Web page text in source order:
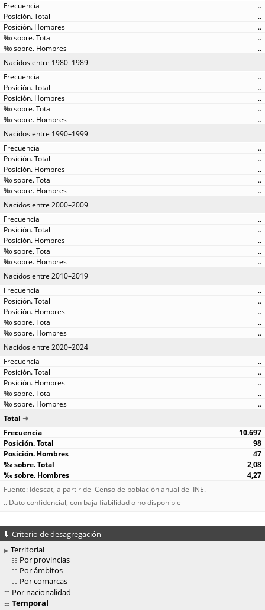
..
..
..
..
..
Nacidos entre 1980–1989
..
..
..
..
..
Nacidos entre 1990–1999
..
..
..
..
..
Nacidos entre 2000–2009
..
..
..
..
..
Nacidos entre 2010–2019
..
..
..
..
..
Nacidos entre 2020–2024
..
..
..
..
..
Total
10.697
98
47
2,08
4,27
Fuente: Idescat, a partir del Censo de población anual del INE.
.. Dato confidencial, con baja fiabilidad o no disponible
Criterio de desagregación
Territorial
Por provincias
Por ámbitos
Por comarcas
Por nacionalidad
Temporal